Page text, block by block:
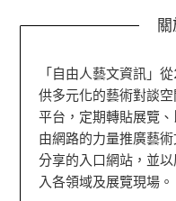
「自由人藝文資訊」
供多元化的藝術對談
平台，定期轉貼展覽
由網路的力量推廣藝
分享的入口網站，並
入各領域及展覽現場。